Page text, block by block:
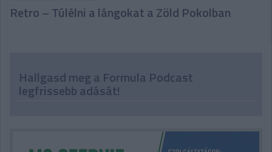
Retro – Túlélni a lángokat a Zöld Pokolban
Hallgasd meg a Formula Podcast
legfrissebb adását!